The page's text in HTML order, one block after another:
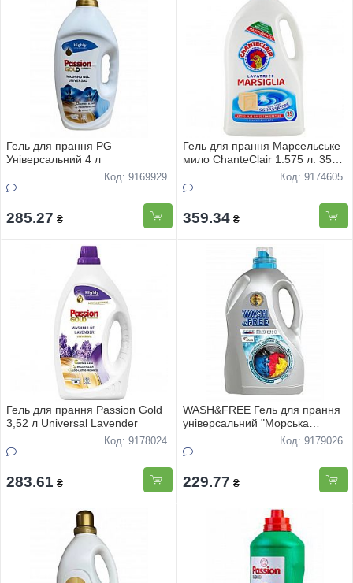
Гель для прання PG
Універсальний 4 л
Код: 9169929
285.27 ₴
Гель для прання Марсельське
мило ChanteClair 1.575 л. 35
Код: 9174605
359.34 ₴
Гель для прання Passion Gold
3,52 л Universal Lavender
Код: 9178024
283.61 ₴
WASH&FREE Гель для прання
універсальний "Морська
свіжість з нотками мінеральної
солі" 5000г
Код: 9179026
229.77 ₴